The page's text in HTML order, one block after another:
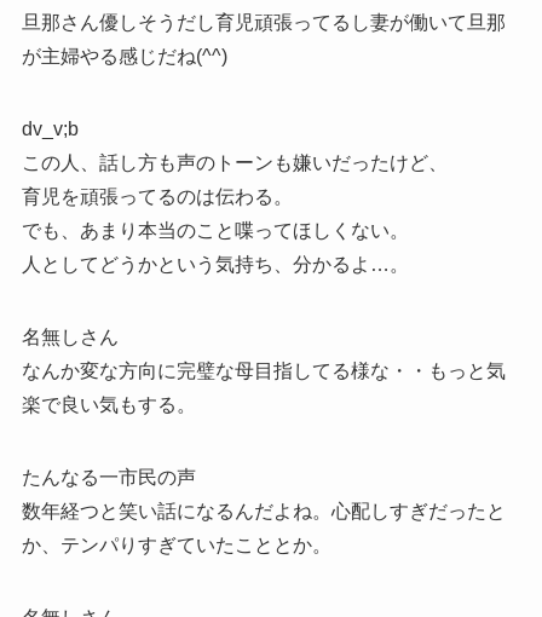
旦那さん優しそうだし育児頑張ってるし妻が働いて旦那
が主婦やる感じだね(^^)
dv_v;b
この人、話し方も声のトーンも嫌いだったけど、
育児を頑張ってるのは伝わる。
でも、あまり本当のこと喋ってほしくない。
人としてどうかという気持ち、分かるよ…。
名無しさん
なんか変な方向に完璧な母目指してる様な・・もっと気
楽で良い気もする。
たんなる一市民の声
数年経つと笑い話になるんだよね。心配しすぎだったと
か、テンパりすぎていたこととか。